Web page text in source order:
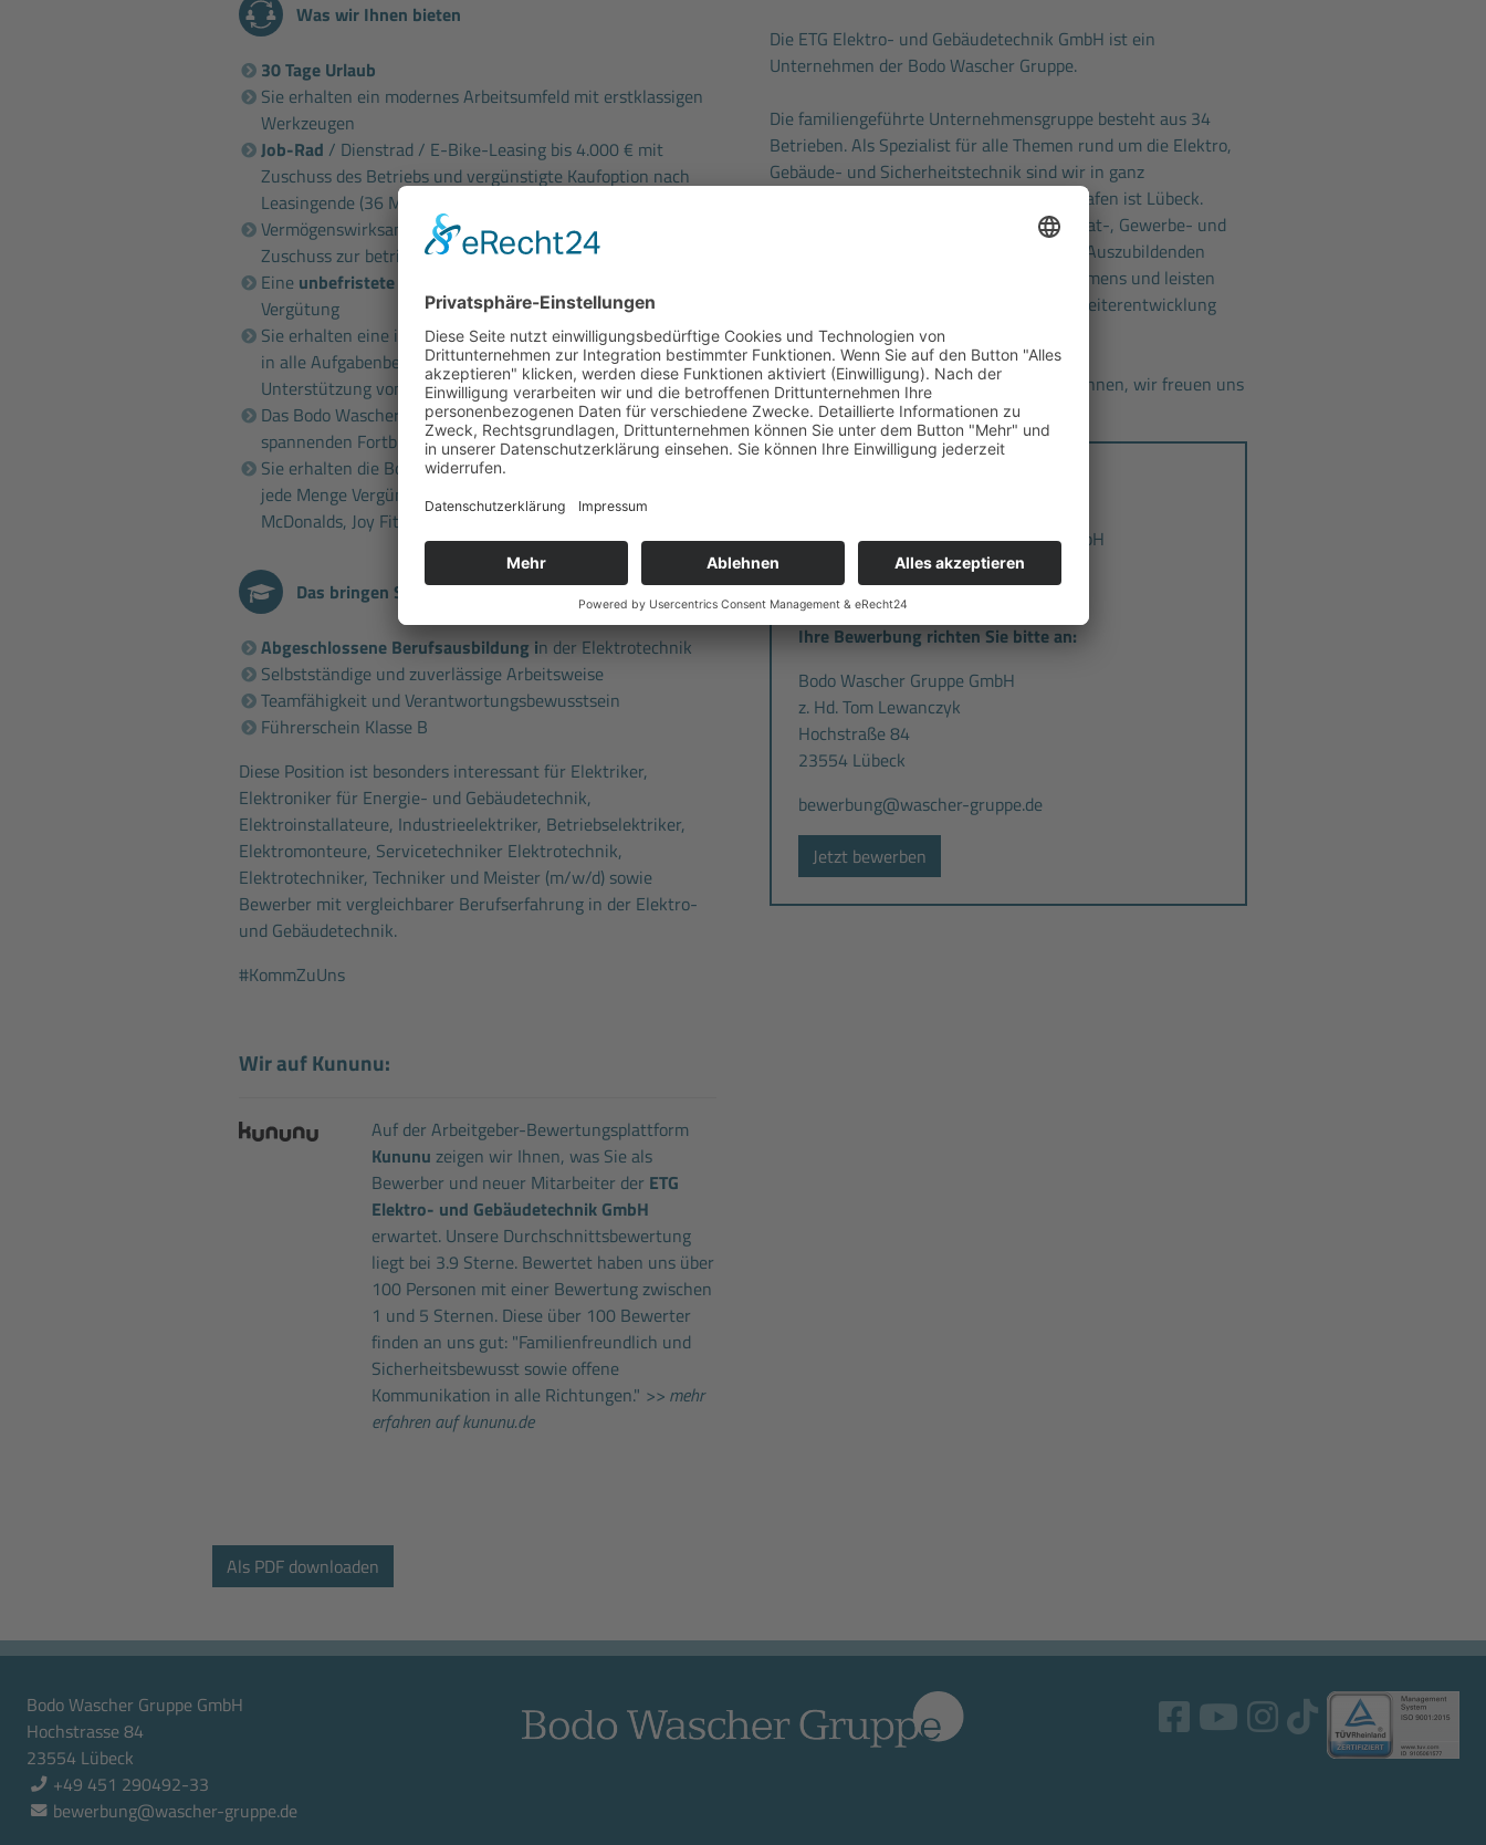
Was wir Ihnen bieten
30 Tage Urlaub
Sie erhalten ein modernes Arbeitsumfeld mit erstklassigen
Werkzeugen
Job-Rad / Dienstrad / E-Bike-Leasing bis 4.000 € mit
Zuschuss des Betriebs und vergünstigte Kaufoption nach
Leasingende (36 Monate)
Vermögenswirksame Leistung i.H.v. 324 € pro Jahr und
Zuschuss zur betrieblichen Altersvorsorge
Eine unbefristete Vollzeitanstellung
Vergütung
Sie erhalten eine intensive und fachspezifische Einarbeitung
in alle Aufgabenbereiche und bekommen jederzeit fachliche
Unterstützung von erfahrenen Ansprechpartnern
Das Bodo Wascher GruppeSeminarprogrammmit vielen
spannenden Fortbildungen
Sie erhalten die Bodo WascherVorteilskarte
jede Menge Vergünstigungen bekommen (z.B. bei Hagebau,
McDonalds, Joy Fitness, Fahrschulen etc.)
Das bringen Sie mit
Abgeschlossene Berufsausbildung in der Elektrotechnik
Selbstständige und zuverlässige Arbeitsweise
Teamfähigkeit und Verantwortungsbewusstsein
Führerschein Klasse B
Diese Position ist besonders interessant für Elektriker,
Elektroniker für Energie- und Gebäudetechnik,
Elektroinstallateure, Industrieelektriker, Betriebselektriker,
Elektromonteure, Servicetechniker Elektrotechnik,
Elektrotechniker, Techniker und Meister (m/w/d) sowie
Bewerber mit vergleichbarer Berufserfahrung in der Elektro-
und Gebäudetechnik.
#KommZuUns
Wir auf Kununu:
Auf der Arbeitgeber-Bewertungsplattform
Kununu zeigen wir Ihnen, was Sie als
Bewerber und neuer Mitarbeiter der ETG
Elektro- und Gebäudetechnik GmbH
erwartet. Unsere Durchschnittsbewertung
liegt bei 3.9 Sterne. Bewertet haben uns über
100 Personen mit einer Bewertung zwischen
1 und 5 Sternen. Diese über 100 Bewerter
finden an uns gut: "Familienfreundlich und
Sicherheitsbewusst sowie offene
Kommunikation in alle Richtungen." >> mehr
erfahren auf kununu.de
Die ETG Elektro- und Gebäudetechnik GmbH ist ein
Unternehmen der Bodo Wascher Gruppe.
Die familiengeführte Unternehmensgruppe besteht aus 34
Betrieben. Als Spezialist für alle Themen rund um die Elektro,
Gebäude- und Sicherheitstechnik sind wir in ganz
Norddeutschland bekannt, unser Heimathafen ist Lübeck.
Unsere 1.100 Beschäftigten betreuen Privat-, Gewerbe- und
Industriekunden. Mit insgesamt über 220 Auszubildenden
sichern wir die Zukunft unseres Unternehmens und leisten
gleichzeitig einen wichtigen Beitrag zur Weiterentwicklung
unserer Branche.
Kommen Sie zu uns und lernen Sie uns kennen, wir freuen uns
auf Sie.
ETG Elektro- und Gebäudetechnik GmbH
Molkereistraße 67
30826 Garbsen
Ihre Bewerbung richten Sie bitte an:
Bodo Wascher Gruppe GmbH
z. Hd. Tom Lewanczyk
Hochstraße 84
23554 Lübeck
bewerbung@wascher-gruppe.de
Jetzt bewerben
Bodo Wascher Gruppe GmbH
Hochstrasse 84
23554 Lübeck
+49 451 290492-33
bewerbung@wascher-gruppe.de